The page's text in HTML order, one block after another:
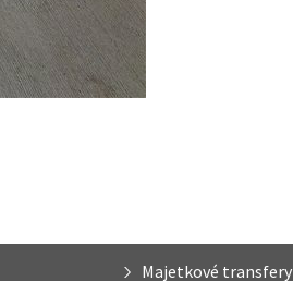
Majetkové transfery